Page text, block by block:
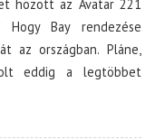
hozott az Avatar 221
Bay rendezése
az országban. Pláne,
eddig a legtöbbet